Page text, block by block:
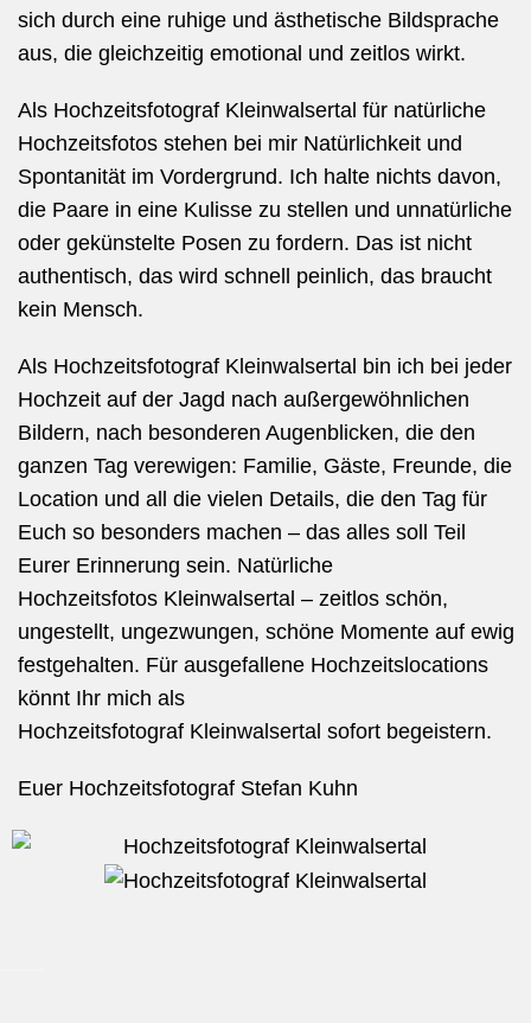
sich durch eine ruhige und ästhetische Bildsprache
aus, die gleichzeitig emotional und zeitlos wirkt.
Als Hochzeitsfotograf Kleinwalsertal für natürliche
Hochzeitsfotos stehen bei mir Natürlichkeit und
Spontanität im Vordergrund. Ich halte nichts davon,
die Paare in eine Kulisse zu stellen und unnatürliche
oder gekünstelte Posen zu fordern. Das ist nicht
authentisch, das wird schnell peinlich, das braucht
kein Mensch.
Als Hochzeitsfotograf Kleinwalsertal bin ich bei jeder
Hochzeit auf der Jagd nach außergewöhnlichen
Bildern, nach besonderen Augenblicken, die den
ganzen Tag verewigen: Familie, Gäste, Freunde, die
Location und all die vielen Details, die den Tag für
Euch so besonders machen – das alles soll Teil
Eurer Erinnerung sein. Natürliche
Hochzeitsfotos Kleinwalsertal – zeitlos schön,
ungestellt, ungezwungen, schöne Momente auf ewig
festgehalten. Für ausgefallene Hochzeitslocations
könnt Ihr mich als
Hochzeitsfotograf Kleinwalsertal sofort begeistern.
Euer Hochzeitsfotograf Stefan Kuhn